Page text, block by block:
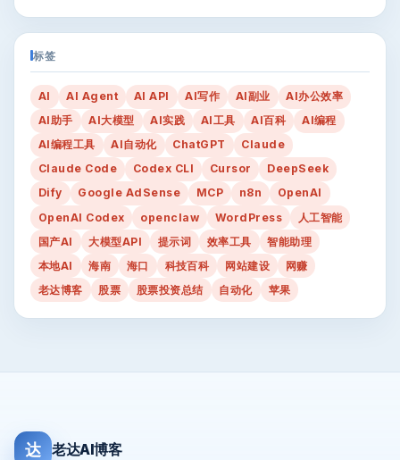
标签
AI AI Agent AI API AI写作 AI副业
AI办公效率
AI助手
AI大模型 AI实践 AI工具 AI百科
AI编程
AI编程工具
AI自动化 ChatGPT
Claude
Claude Code
Codex CLI Cursor
DeepSeek
Dify
Google AdSense MCP n8n
OpenAI
OpenAI Codex
openclaw WordPress
人工智能
国产AI
大模型API 提示词 效率工具
智能助理
本地AI
海南 海口 科技百科 网站建设
网赚
老达博客
股票 股票投资总结 自动化 苹果
达 老达AI博客